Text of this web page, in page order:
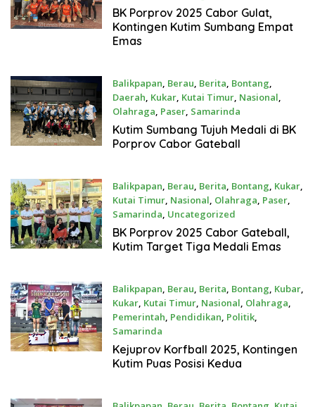
Desember 8, 2025
BK Porprov 2025 Cabor Gulat,
Kontingen Kutim Sumbang Empat
Emas
Balikpapan, Berau, Berita, Bontang,
Daerah, Kukar, Kutai Timur, Nasional,
Olahraga, Paser, Samarinda
Desember 8, 2025
Kutim Sumbang Tujuh Medali di BK
Porprov Cabor Gateball
Balikpapan, Berau, Berita, Bontang, Kukar,
Kutai Timur, Nasional, Olahraga, Paser,
Samarinda, Uncategorized
Desember 3, 2025
BK Porprov 2025 Cabor Gateball,
Kutim Target Tiga Medali Emas
Balikpapan, Berau, Berita, Bontang, Kubar,
Kukar, Kutai Timur, Nasional, Olahraga,
Pemerintah, Pendidikan, Politik,
Samarinda
Oktober 27, 2025
Kejuprov Korfball 2025, Kontingen
Kutim Puas Posisi Kedua